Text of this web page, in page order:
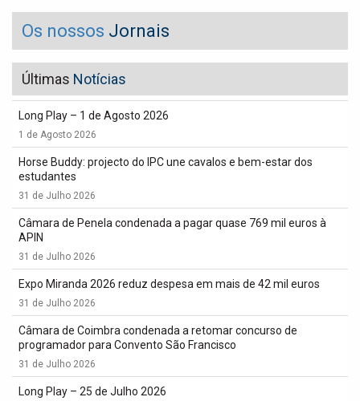
Os nossos Jornais
Últimas Notícias
Long Play – 1 de Agosto 2026
1 de Agosto 2026
Horse Buddy: projecto do IPC une cavalos e bem-estar dos
estudantes
31 de Julho 2026
Câmara de Penela condenada a pagar quase 769 mil euros à
APIN
31 de Julho 2026
Expo Miranda 2026 reduz despesa em mais de 42 mil euros
31 de Julho 2026
Câmara de Coimbra condenada a retomar concurso de
programador para Convento São Francisco
31 de Julho 2026
Long Play – 25 de Julho 2026